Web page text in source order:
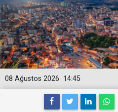
14:45
08 Ağustos 2026